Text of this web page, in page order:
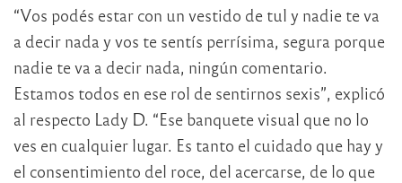
“Vos podés estar con un vestido de tul y nadie te va
a decir nada y vos te sentís perrísima, segura porque
nadie te va a decir nada, ningún comentario.
Estamos todos en ese rol de sentirnos sexis”, explicó
al respecto Lady D. “Ese banquete visual que no lo
ves en cualquier lugar. Es tanto el cuidado que hay y
el consentimiento del roce, del acercarse, de lo que